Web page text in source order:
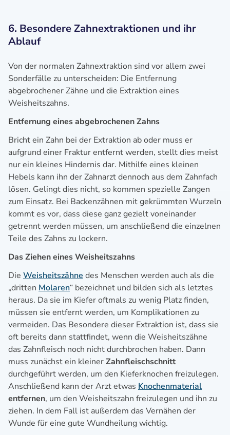
6. Besondere Zahnextraktionen und ihr
Ablauf
Von der normalen Zahnextraktion sind vor allem zwei
Sonderfälle zu unterscheiden: Die Entfernung
abgebrochener Zähne und die Extraktion eines
Weisheitszahns.
Entfernung eines abgebrochenen Zahns
Bricht ein Zahn bei der Extraktion ab oder muss er
aufgrund einer Fraktur entfernt werden, stellt dies meist
nur ein kleines Hindernis dar. Mithilfe eines kleinen
Hebels kann ihn der Zahnarzt dennoch aus dem Zahnfach
lösen. Gelingt dies nicht, so kommen spezielle Zangen
zum Einsatz. Bei Backenzähnen mit gekrümmten Wurzeln
kommt es vor, dass diese ganz gezielt voneinander
getrennt werden müssen, um anschließend die einzelnen
Teile des Zahns zu lockern.
Das Ziehen eines Weisheitszahns
Die Weisheitszähne des Menschen werden auch als die
„dritten Molaren“ bezeichnet und bilden sich als letztes
heraus. Da sie im Kiefer oftmals zu wenig Platz finden,
müssen sie entfernt werden, um Komplikationen zu
vermeiden. Das Besondere dieser Extraktion ist, dass sie
oft bereits dann stattfindet, wenn die Weisheitszähne
das Zahnfleisch noch nicht durchbrochen haben. Dann
muss zunächst ein kleinerZahnfleischschnitt
durchgeführt werden, um den Kieferknochen freizulegen.
Anschließend kann der Arzt etwas Knochenmaterial
entfernen, um den Weisheitszahn freizulegen und ihn zu
ziehen. In dem Fall ist außerdem das Vernähen der
Wunde für eine gute Wundheilung wichtig.